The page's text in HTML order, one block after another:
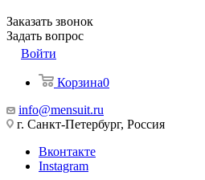
Заказать звонок
Задать вопрос
Войти
Корзина0
info@mensuit.ru
г. Санкт-Петербург, Россия
Вконтакте
Instagram